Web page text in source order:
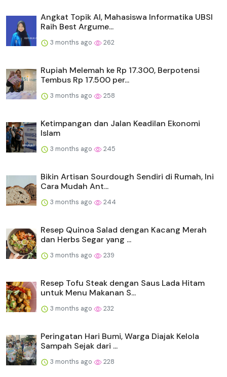
Angkat Topik AI, Mahasiswa Informatika UBSI
Raih Best Argume...
3 months ago 262
Rupiah Melemah ke Rp 17.300, Berpotensi
Tembus Rp 17.500 per...
3 months ago 258
Ketimpangan dan Jalan Keadilan Ekonomi
Islam
3 months ago 245
Bikin Artisan Sourdough Sendiri di Rumah, Ini
Cara Mudah Ant...
3 months ago 244
Resep Quinoa Salad dengan Kacang Merah
dan Herbs Segar yang ...
3 months ago 239
Resep Tofu Steak dengan Saus Lada Hitam
untuk Menu Makanan S...
3 months ago 232
Peringatan Hari Bumi, Warga Diajak Kelola
Sampah Sejak dari ...
3 months ago 228